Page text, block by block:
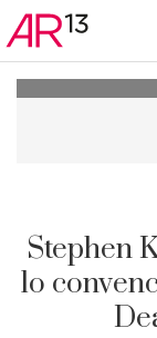
Stephen
lo